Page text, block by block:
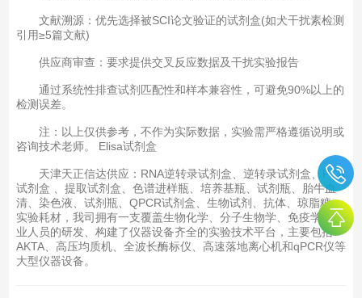
文献溯源‌：优先选择被SCI论文验证的试剂盒(如犬干扰素检测
引用≥5篇文献)
供应商审查‌：要求提供交叉反应数据及干扰实验报告
通过系统性排查试剂匹配性和样本兼容性，可避免90%以上的
检测误差‌。
注：以上仅供参考，不作为实际数据，实验需严格遵循说明或
咨询技术老师。 Elisa试剂盒
天津天正信达供应：RNA逆转录试剂盒、逆转录试剂盒、PCR
试剂盒 、提取试剂盒、色谱进样瓶、培养基瓶、试剂瓶、胎牛血
清、染色液、试剂瓶、QPCR试剂盒、生物试剂、抗体、琼脂糖、
实验耗材，我司拥有一支覆盖生物化学、分子生物学、免疫学等专
业人员的研发、构建了仪器设备齐全的实验技术平台，主要包括
AKTA、高压均质机、全波长酶标仪、高速落地离心机和qPCR仪等
大型仪器设备。